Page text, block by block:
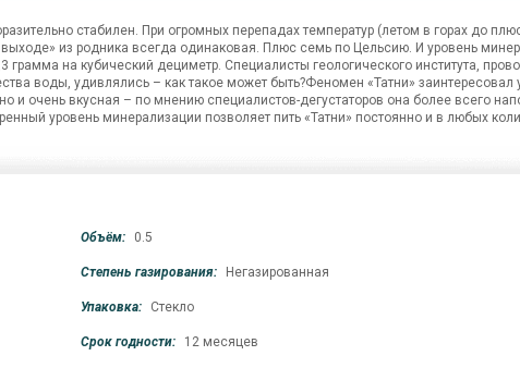
стабилен. При огромных перепадах температур (летом в горах до
из родника всегда одинаковая. Плюс семь по Цельсию. И уровень
грамма на кубический дециметр. Специалисты геологического института,
воды, удивлялись – как такое может быть?Феномен «Татни» заинтересовал
и очень вкусная – по мнению специалистов-дегустаторов она более всего
уровень минерализации позволяет пить «Татни» постоянно и в любых
Объём: 0.5
Степень газирования: Негазированная
Упаковка: Стекло
Срок годности: 12 месяцев